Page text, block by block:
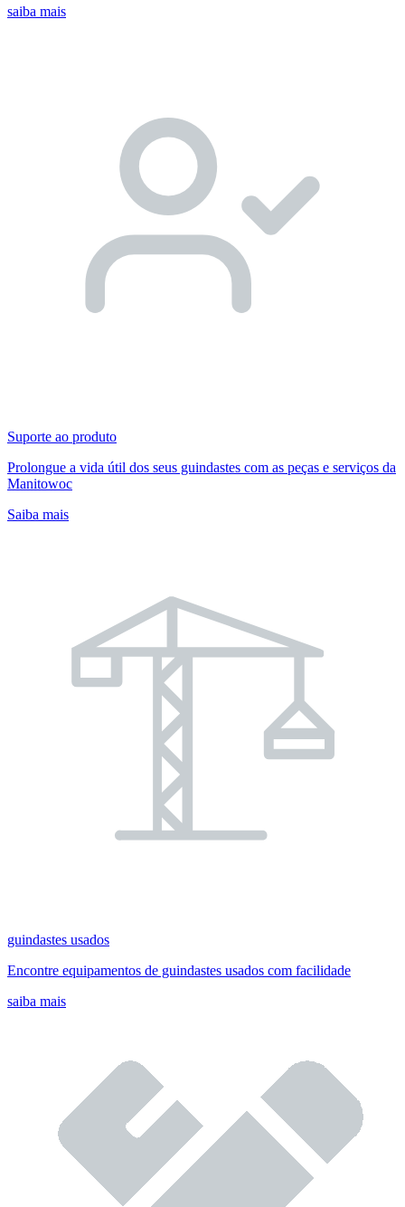
saiba mais
Suporte ao produto
Prolongue a vida útil dos seus guindastes com as peças e serviços da
Manitowoc
Saiba mais
guindastes usados
Encontre equipamentos de guindastes usados com facilidade
saiba mais